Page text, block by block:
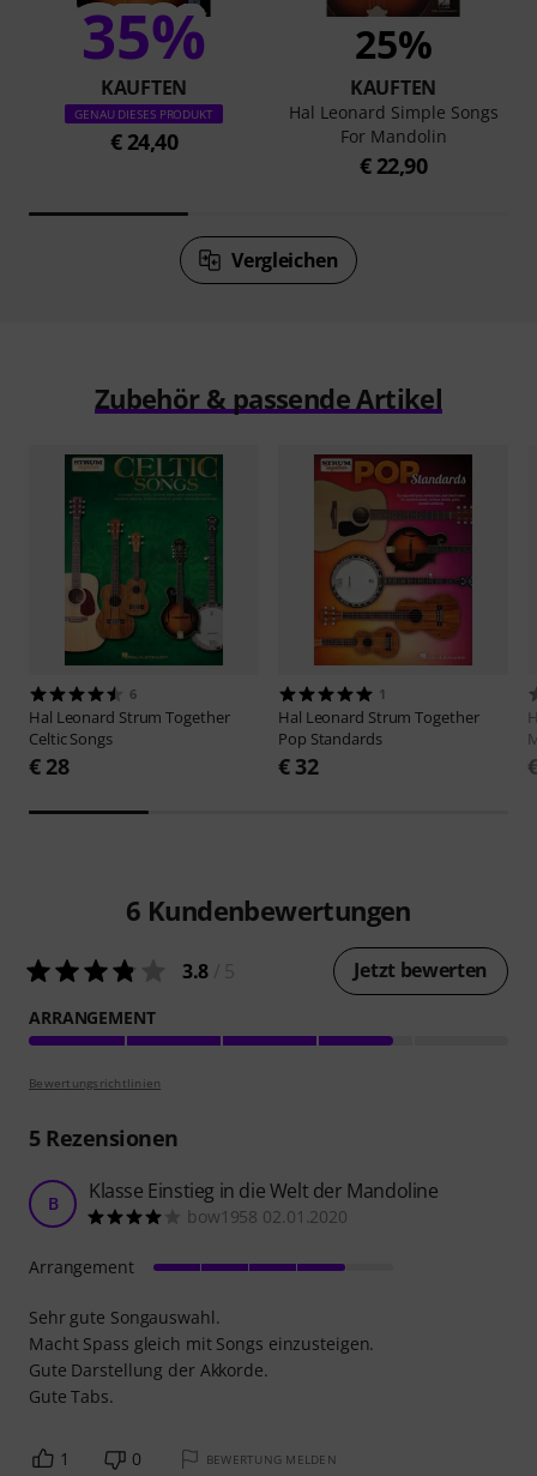
35%
KAUFTEN
GENAU DIESES PRODUKT
€ 24,40
25%
KAUFTEN
Hal Leonard Simple Songs
For Mandolin
€ 22,90
Vergleichen
Zubehör & passende Artikel
6
Hal Leonard Strum Together
Celtic Songs
€ 28
1
Hal Leonard Strum Together
Pop Standards
€ 32
6 Kundenbewertungen
3.8 Jetzt bewerten
ARRANGEMENT
Bewertungsrichtlinien
5Rezensionen
B Klasse Einstieg in die Welt der Mandoline
bow1958 02.01.2020
Sehr gute Songauswahl.
Macht Spass gleich mit Songs einzusteigen.
Gute Darstellung der Akkorde.
Gute Tabs.
Arrangement
1 0 BEWERTUNG MELDEN